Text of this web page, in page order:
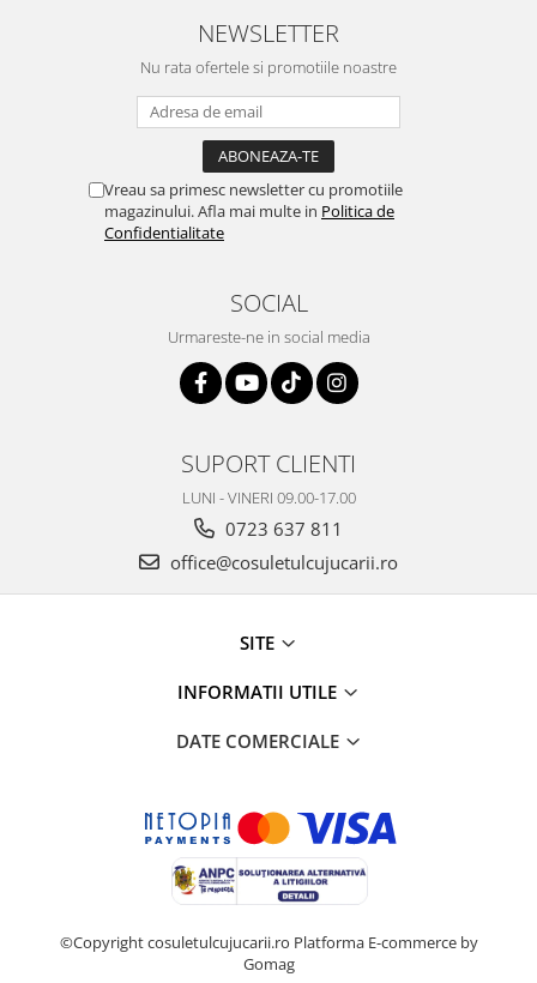
NEWSLETTER
Nu rata ofertele si promotiile noastre
Vreau sa primesc newsletter cu promotiile
magazinului. Afla mai multe in Politica de
Confidentialitate
SOCIAL
Urmareste-ne in social media
SUPORT CLIENTI
LUNI - VINERI 09.00-17.00
0723 637 811
office@cosuletulcujucarii.ro
SITE
INFORMATII UTILE
DATE COMERCIALE
©Copyright cosuletulcujucarii.ro Platforma E-commerce by
Gomag